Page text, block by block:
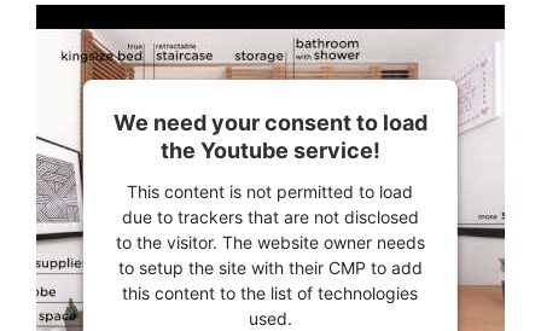
We need your consent to load
the Youtube service!
This content is not permitted to load
due to trackers that are not disclosed
to the visitor. The website owner needs
to setup the site with their CMP to add
this content to the list of technologies
used.